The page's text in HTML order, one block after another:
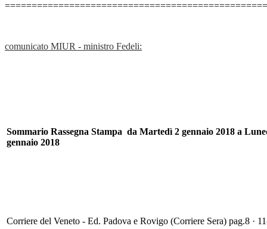
comunicato MIUR - ministro Fedeli:
Sommario Rassegna Stampa da Martedì 2 gennaio 2018 a
gennaio 2018
Corriere del Veneto - Ed. Padova e Rovigo (Corriere Sera) pag.8 ·